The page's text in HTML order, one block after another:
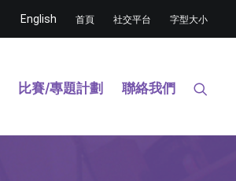
English 首頁 社交平台 字型大小
比賽/專題計劃 聯絡我們